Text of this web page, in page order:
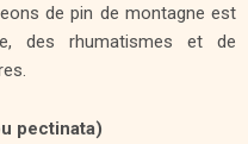
de pin de montagne est
des rhumatismes et de
pectinata)